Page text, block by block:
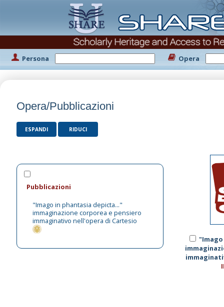
Persona Opera
Opera/Pubblicazioni
ESPANDI RIDUCI
Pubblicazioni
"Imago in phantasia depicta..."
immaginazione corporea e pensiero
immaginativo nell'opera di Cartesio